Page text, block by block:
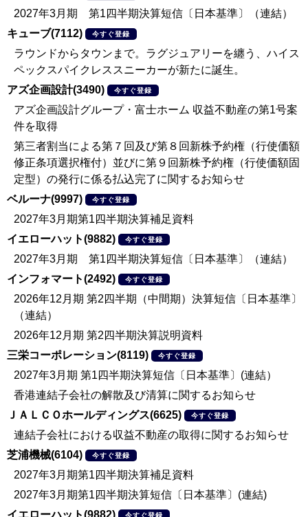
2027年3月期 第1四半期決算短信〔日本基準〕（連結）
キューブ(7112)
今すぐ登録
ラウンドからタウンまで。ラグジュアリーを纏う、ハイス
ペックスパイクレススニーカーが新たに誕生。
アズ企画設計(3490)
今すぐ登録
アズ企画設計グループ・富士ホーム 収益不動産の第1号案
件を取得
第三者割当による第７回及び第８回新株予約権（行使価額
修正条項選択権付）並びに第９回新株予約権（行使価額固
定型）の発行に係る払込完了に関するお知らせ
ベルーナ(9997)
今すぐ登録
2027年3月期第1四半期決算補足資料
イエローハット(9882)
今すぐ登録
2027年3月期 第1四半期決算短信〔日本基準〕（連結）
インフォマート(2492)
今すぐ登録
2026年12月期 第2四半期（中間期）決算短信〔日本基準〕
（連結）
2026年12月期 第2四半期決算説明資料
三栄コーポレーション(8119)
今すぐ登録
2027年3月期 第1四半期決算短信〔日本基準〕(連結）
香港連結子会社の解散及び清算に関するお知らせ
ＪＡＬＣＯホールディングス(6625)
今すぐ登録
連結子会社における収益不動産の取得に関するお知らせ
芝浦機械(6104)
今すぐ登録
2027年3月期第1四半期決算補足資料
2027年3月期第1四半期決算短信〔日本基準〕(連結)
イエローハット(9882)
今すぐ登録